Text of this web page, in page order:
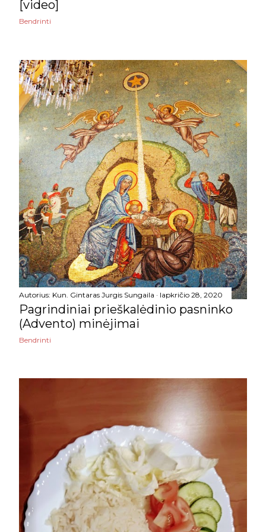
2024
lapkričio
34
spalio
29
rugsėjo
17
rugpjūčio
19
liepos
14
birželio
12
gegužės
31
balandžio
22
kovo
25
vasario
20
sausio
16
2023
rugpjūčio
liepos
birželio
gegužės
[video]
Bendrinti
Autorius: Kun. Gintaras Jurgis Sungaila lapkričio 28, 2020
Pagrindiniai prieškalėdinio pasninko
(Advento) minėjimai
Bendrinti